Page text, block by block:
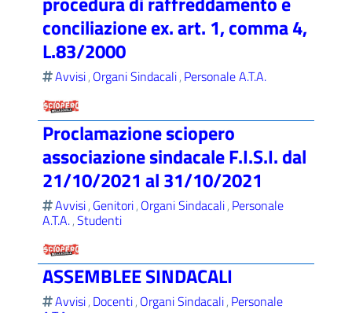
conciliazione ex. art. 1, comma 4,
L.83/2000
Avvisi, Organi Sindacali, Personale A.T.A.
Proclamazione sciopero
associazione sindacale F.I.S.I. dal
21/10/2021 al 31/10/2021
Avvisi, Genitori, Organi Sindacali, Personale
A.T.A.,Studenti
ASSEMBLEE SINDACALI
Avvisi, Docenti, Organi Sindacali, Personale